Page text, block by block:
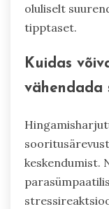
oluliselt
tipptaset.
Kuidas
vähendada
keskendumist.